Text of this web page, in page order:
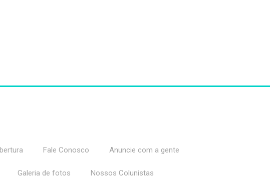
Fale Conosco Anuncie com a gente
Galeria de fotos Nossos Colunistas